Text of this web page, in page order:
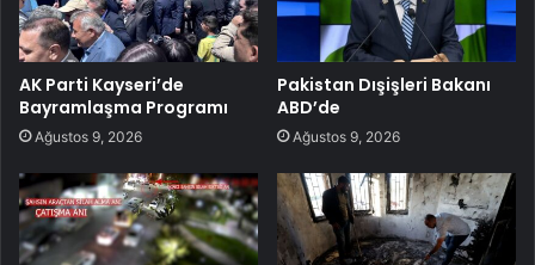
AK Parti Kayseri’de
Bayramlaşma Programı
Ağustos 9, 2026
Pakistan Dışişleri Bakanı
ABD’de
Ağustos 9, 2026